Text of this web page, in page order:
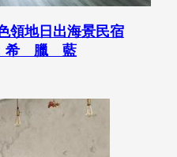
領地日出海景民宿
希 臘 藍